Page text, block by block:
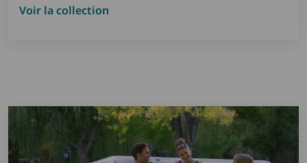
Voir la collection